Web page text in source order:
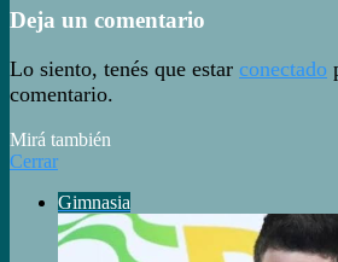
Deja un comentario
Lo siento, tenés que estar conectado
comentario.
Mirá también
Cerrar
Gimnasia